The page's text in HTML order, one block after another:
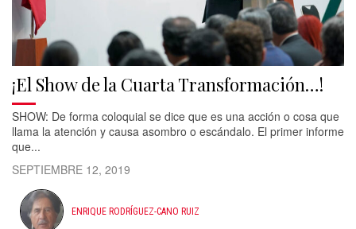
¡El Show de la Cuarta Transformación…!
SHOW: De forma coloquial se dice que es una acción o cosa que
llama la atención y causa asombro o escándalo. El primer informe
que...
SEPTIEMBRE 12, 2019
ENRIQUE RODRÍGUEZ-CANO RUIZ